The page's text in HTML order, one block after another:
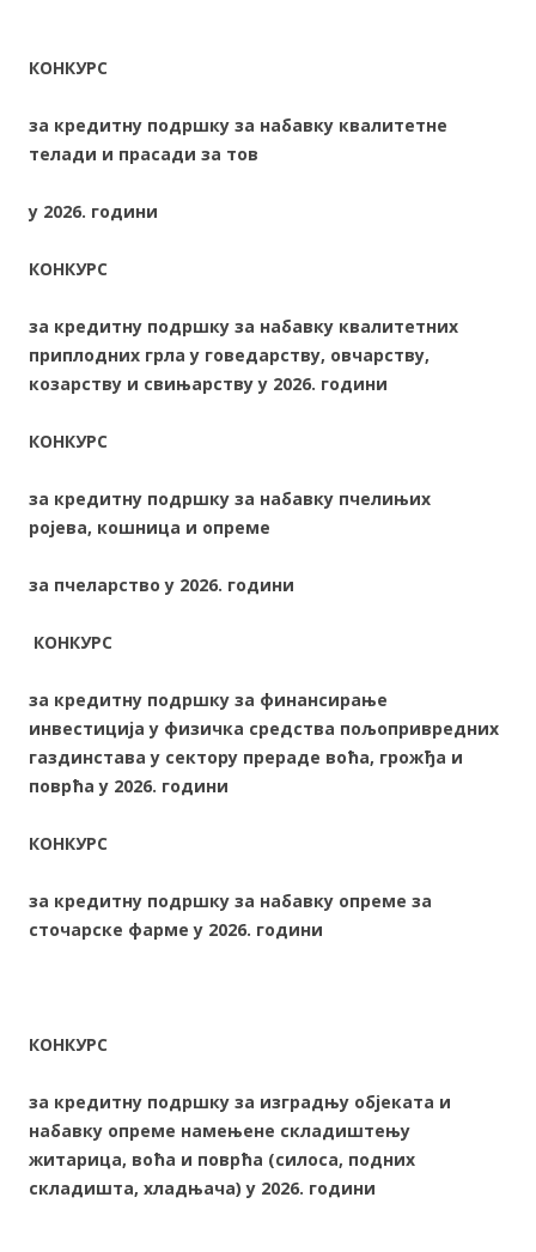
КОНКУРС
за кредитну подршку за набавку квалитетне
телади и прасади за тов
у 2026. години
КОНКУРС
за кредитну подршку за набавку квалитетних
приплодних грла у говедарству, овчарству,
козарству и свињарству у 2026. години
КОНКУРС
за кредитну подршку за набавку пчелињих
ројева, кошница и опреме
за пчеларство у 2026. години
КОНКУРС
за кредитну подршку за финансирање
инвестиција у физичка средства пољопривредних
газдинстава у сектору прераде воћа, грожђа и
поврћа у 2026. години
КОНКУРС
за кредитну подршку за набавку опреме за
сточарске фарме у 2026. години
КОНКУРС
за кредитну подршку за изградњу објеката и
набавку опреме намењене складиштењу
житарица, воћа и поврћа (силоса, подних
складишта, хладњача) у 2026. години